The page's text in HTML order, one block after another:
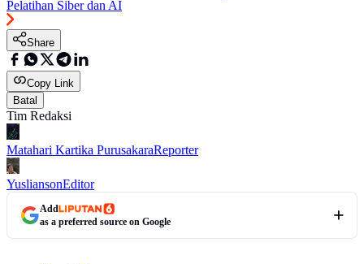
Pelatihan Siber dan AI
Share
Copy Link
Batal
Tim Redaksi
Matahari Kartika PurusakaraReporter
YusliansonEditor
Add
as a preferred source on Google